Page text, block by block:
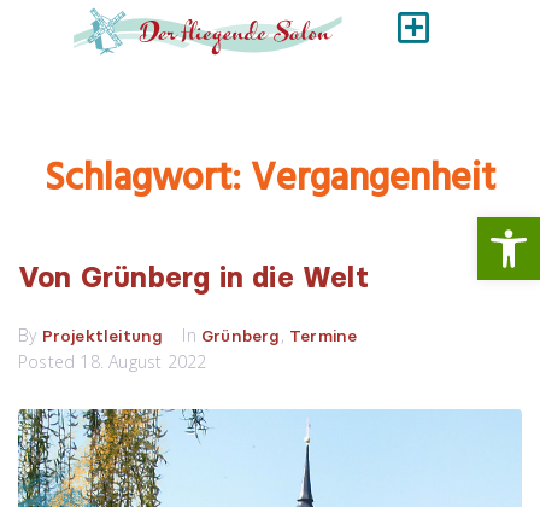
Schlagwort:Vergangenheit
Von Grünberg in die Welt
By Projektleitung In Grünberg, Termine
Posted 18. August 2022